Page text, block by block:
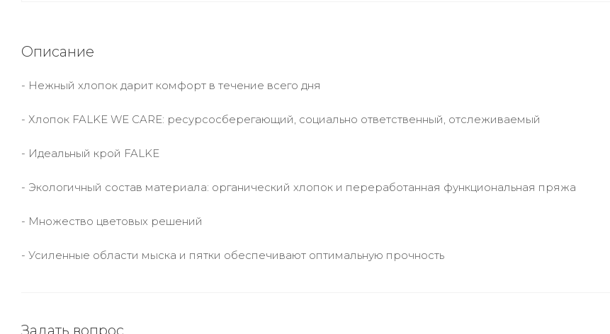
Описание
- Нежный хлопок дарит комфорт в течение всего дня
- Хлопок FALKE WE CARE: ресурсосберегающий, социально ответственный, отслеживаемый
- Идеальный крой FALKE
- Экологичный состав материала: органический хлопок и переработанная функциональная пряжа
- Множество цветовых решений
- Усиленные области мыска и пятки обеспечивают оптимальную прочность
Задать вопрос